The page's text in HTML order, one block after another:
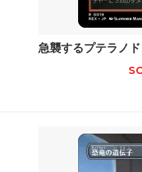
急襲するプテラノ